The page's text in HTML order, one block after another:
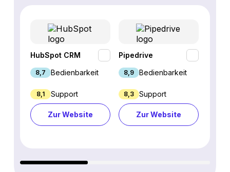
HubSpot CRM
8,7 Bedienbarkeit
8,1 Support
Zur Website
Pipedrive
8,9 Bedienbarkeit
8,3 Support
Zur Website